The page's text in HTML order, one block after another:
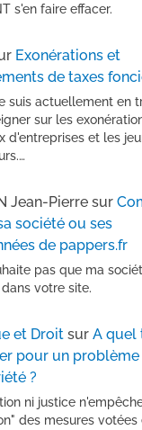
s'en faire effacer.
Exonérations et
de taxes
suis actuellement en
sur les
d'entreprises et les
Jean-Pierresur
société ou ses
de pappers.fr
pas que ma
votre site.
et Droitsur A quel
pour un
?
ni justice
des mesures votées